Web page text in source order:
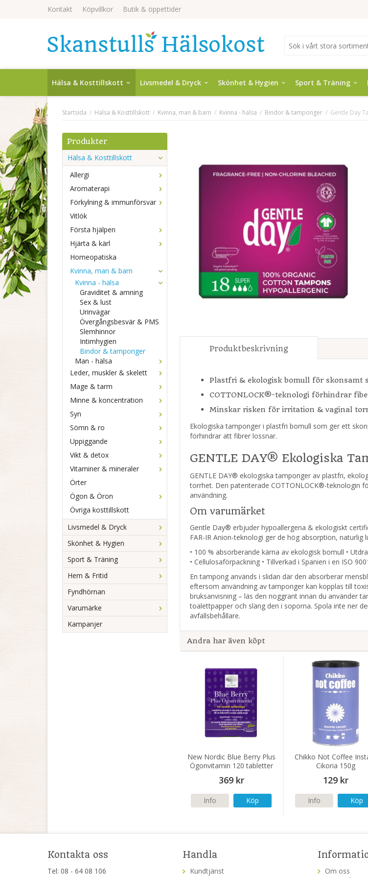
Kontakt Köpvillkor Butik & öppettider
Hälsa & Kosttillskott Livsmedel & Dryck Skönhet & Hygien Sport & Träning
Startsida / Hälsa & Kosttillskott / Kvinna, man & barn / Kvinna - hälsa / Bindor & tamponger / Gentle Day
Produkter
Hälsa & Kosttillskott
Allergi
Aromaterapi
Förkylning & immunförsvar
Vitlök
Första hjälpen
Hjärta & kärl
Homeopatiska
Kvinna, man & barn
Kvinna - hälsa
Graviditet & amning
Sex & lust
Urinvägar
Övergångsbesvär & PMS
Slemhinnor
Intimhygien
Bindor & tamponger
Man - hälsa
Leder, muskler & skelett
Mage & tarm
Minne & koncentration
Syn
Sömn & ro
Uppiggande
Vikt & detox
Vitaminer & mineraler
Örter
Ögon & Öron
Övriga kosttillskott
Livsmedel & Dryck
Skönhet & Hygien
Sport & Träning
Hem & Fritid
Fyndhörnan
Varumärke
Kampanjer
Produktbeskrivning
Plastfri & ekologisk bomull för skonsamt
COTTONLOCK®-teknologi förhindrar
Minskar risken för irritation & vaginal
Ekologiska tamponger i plastfri bomull som ger ett
förhindrar att fibrer lossnar.
GENTLE DAY® Ekologiska
GENTLE DAY® ekologiska tamponger av plastfri,
torrhet. Den patenterade COTTONLOCK®-teknologin
användning.
Om varumärket
Gentle Day® erbjuder hypoallergena & ekologiskt
FAR-IR Anion-teknologi ger de hög absorption,
• 100 % absorberande kärna av ekologisk bomull •
• Cellulosaförpackning • Tillverkad i Spanien i en ISO
En tampong används i slidan där den absorberar
eftersom användning av tamponger kan kopplas till
bruksanvisning – läs den noggrant innan du använder
toalettpapper och släng den i soporna. Spola inte ner
avfallsbehållare.
Andra har även köpt
New Nordic Blue Berry Plus
Ögonvitamin 120 tabletter
369 kr
Info Köp
Chikko Not Coffee
Cikoria 150g
129 kr
Info Köp
Kontakta oss
Tel: 08 - 64 08 106
Handla
Kundtjänst
Om oss